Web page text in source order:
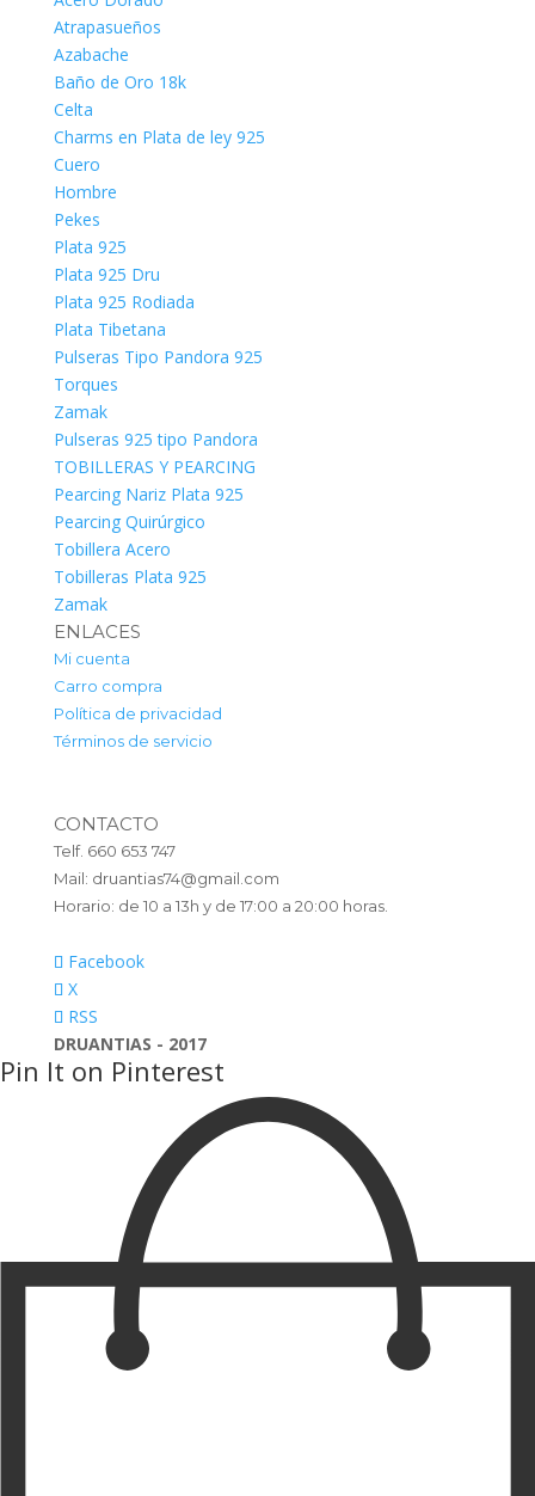
Atrapasueños
Azabache
Baño de Oro 18k
Celta
Charms en Plata de ley 925
Cuero
Hombre
Pekes
Plata 925
Plata 925 Dru
Plata 925 Rodiada
Plata Tibetana
Pulseras Tipo Pandora 925
Torques
Zamak
Pulseras 925 tipo Pandora
TOBILLERAS Y PEARCING
Pearcing Nariz Plata 925
Pearcing Quirúrgico
Tobillera Acero
Tobilleras Plata 925
Zamak
ENLACES
Mi cuenta
Carro compra
Política de privacidad
Términos de servicio
CONTACTO
Telf. 660 653 747
Mail: druantias74@gmail.com
Horario: de 10 a 13h y de 17:00 a 20:00 horas.
Facebook
X
RSS
DRUANTIAS - 2017
Pin It on Pinterest